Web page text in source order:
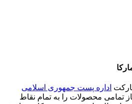
اداره پست جمهوری اسلامی
تمامی محصولات را به تمام نقاط